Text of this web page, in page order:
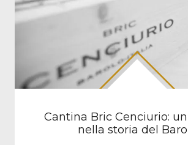
Cantina Bric Cenciurio:
nella storia del